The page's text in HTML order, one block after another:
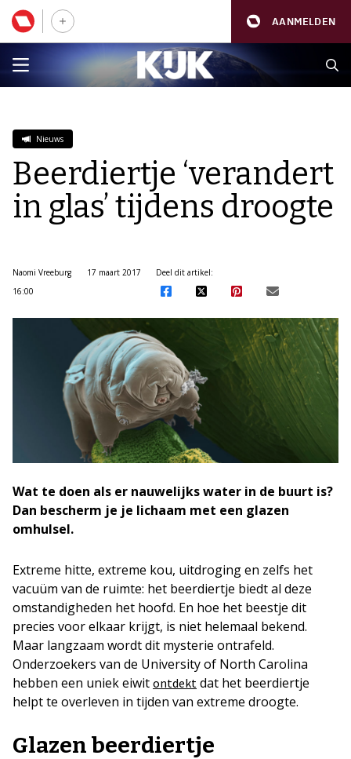
AANMELDEN
Nieuws
Beerdiertje ‘verandert
in glas’ tijdens droogte
Naomi Vreeburg
17 maart 2017
16:00
Deel dit artikel:
Wat te doen als er nauwelijks water in de buurt is?
Dan bescherm je je lichaam met een glazen
omhulsel.
Extreme hitte, extreme kou, uitdroging en zelfs het
vacuüm van de ruimte: het beerdiertje biedt al deze
omstandigheden het hoofd. En hoe het beestje dit
precies voor elkaar krijgt, is niet helemaal bekend.
Maar langzaam wordt dit mysterie ontrafeld.
Onderzoekers van de University of North Carolina
hebben een uniek eiwit ontdekt dat het beerdiertje
helpt te overleven in tijden van extreme droogte.
Glazen beerdiertje